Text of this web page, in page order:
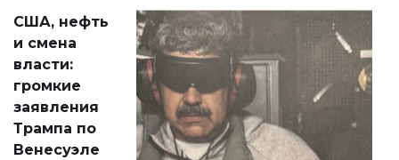
актуальных тем —
от слухов о
политических
реформах до
вопросов армии,
экономики и
личного здоровья.
США, нефть
и смена
власти:
громкие
заявления
Трампа по
Венесуэле